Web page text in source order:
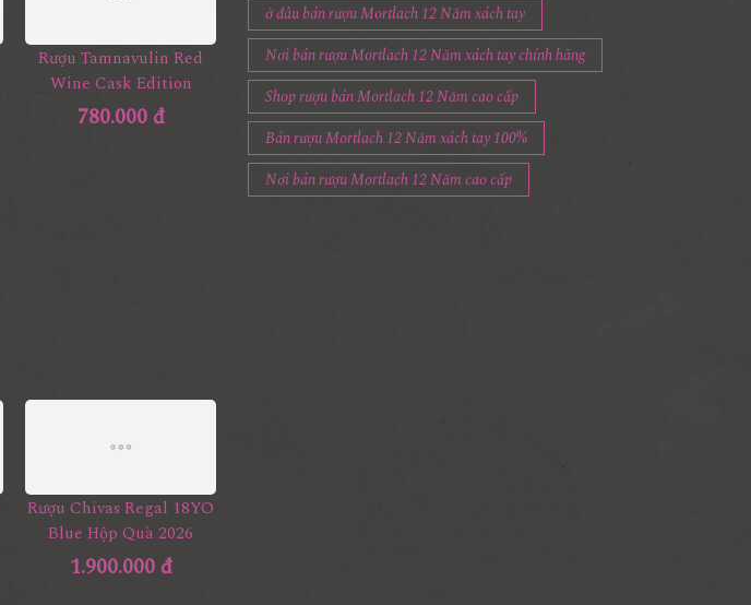
Rượu Tamnavulin Red
Wine Cask Edition
780.000 đ
Rượu Chivas Regal 18YO
Blue Hộp Quà 2026
1.900.000 đ
ở đâu bán rượu Mortlach 12 Năm xách tay
Nơi bán rượu Mortlach 12 Năm xách tay chính hãng
Shop rượu bán Mortlach 12 Năm cao cấp
Bán rượu Mortlach 12 Năm xách tay 100%
Nơi bán rượu Mortlach 12 Năm cao cấp